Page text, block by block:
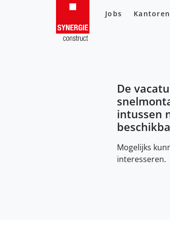
Jobs Kantoren
De
intussen
Mogelijks
interesseren.